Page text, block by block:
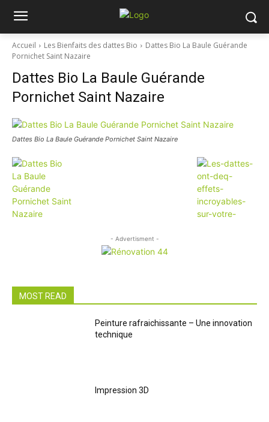
Accueil Les Bienfaits des dattes Bio
Dattes Bio La Baule Guérande
Pornichet Saint Nazaire
Dattes Bio La Baule Guérande
Pornichet Saint Nazaire
Dattes Bio La Baule Guérande Pornichet Saint Nazaire
- Advertisment -
MOST READ
Peinture rafraichissante – Une innovation
technique
Impression 3D